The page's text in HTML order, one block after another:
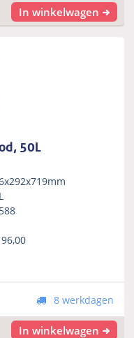
In winkelwagen
50L
8 werkdagen
In winkelwagen